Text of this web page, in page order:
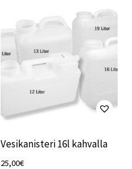
Vesikanisteri 16l kahvalla
25,00€